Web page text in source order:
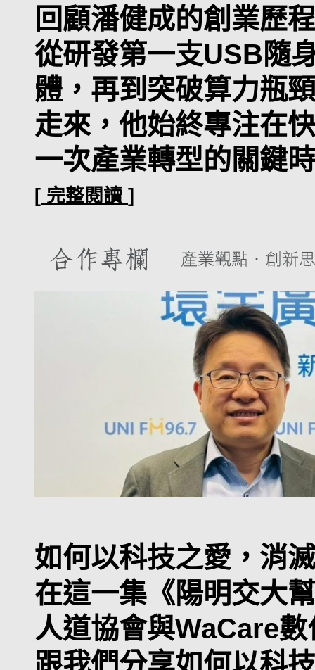
回顧潘健成的創業歷
從研發第一支USB隨
體，再到突破算力瓶
走來，他始終專注在
一次產業轉型的關鍵
[ 完整閱讀 ]
如何以科技之愛，消
在這一集《陽明交大
人道協會與WaCare
跟我們分享如何以科